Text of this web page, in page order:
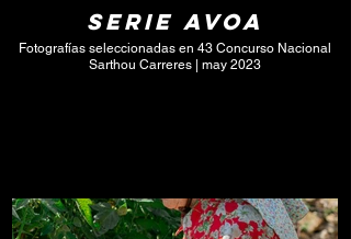
Serie Avoa
Fotografías seleccionadas en 43 Concurso Nacional
Sarthou Carreres | may 2023